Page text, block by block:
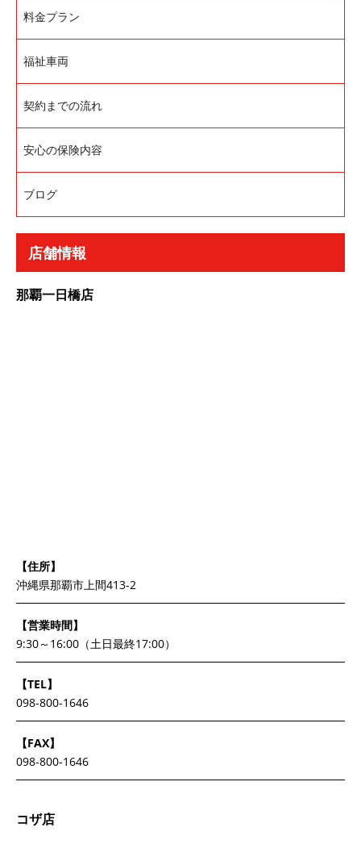
料金プラン
福祉車両
契約までの流れ
安心の保険内容
ブログ
店舗情報
那覇一日橋店
【住所】
沖縄県那覇市上間413-2
【営業時間】
9:30～16:00（土日最終17:00）
【TEL】
098-800-1646
【FAX】
098-800-1646
コザ店